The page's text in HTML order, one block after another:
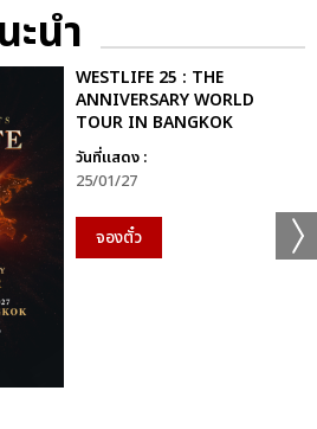
ะนำ
WESTLIFE 25 : THE
ANNIVERSARY WORLD
TOUR IN BANGKOK
วันที่แสดง :
25/01/27
จองตั๋ว